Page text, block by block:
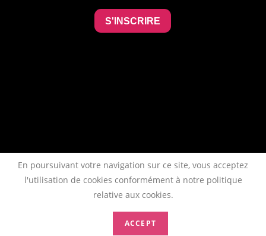
Copyright 2026 - AFTAA
En poursuivant votre navigation sur ce site, vous acceptez
l'utilisation de cookies conformément à notre politique
relative aux cookies.
ACCEPT